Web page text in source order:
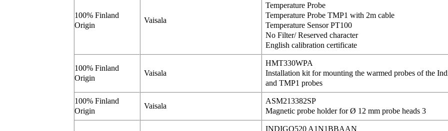
100% Finland
Origin
Vaisala
Temperature Probe
Temperature Probe TMP1 with 2m cable
Temperature Sensor PT100
No Filter/ Reserved character
English calibration certificate
100% Finland
Origin
Vaisala
HMT330WPA
Installation kit for mounting the warmed probes of the
and TMP1 probes
100% Finland
Origin
Vaisala
ASM213382SP
Magnetic probe holder for Ø 12 mm probe heads 3
INDIGO520 A1N1BBAAN